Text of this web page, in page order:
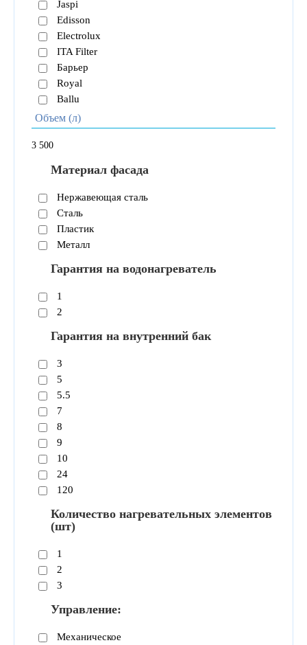
Jaspi
Edisson
Electrolux
ITA Filter
Барьер
Royal
Ballu
Объем (л)
3 500
Материал фасада
Нержавеющая сталь
Сталь
Пластик
Металл
Гарантия на водонагреватель
1
2
Гарантия на внутренний бак
3
5
5.5
7
8
9
10
24
120
Количество нагревательных элементов
(шт)
1
2
3
Управление:
Механическое